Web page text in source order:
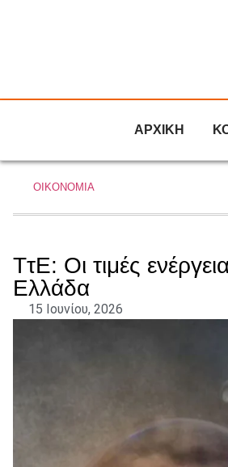
ΑΡΧΙΚΗ
ΟΙΚΟΝΟΜΙΑ
ΤτΕ: Οι τιμές
Ελλάδα
15 Ιουνίου, 2026